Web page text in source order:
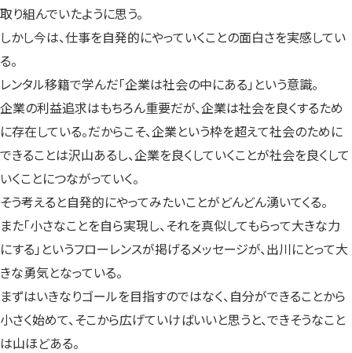
取り組んでいたように思う。
しかし今は、仕事を自発的にやっていくことの面白さを実感してい
る。
レンタル移籍で学んだ「企業は社会の中にある」という意識。
企業の利益追求はもちろん重要だが、企業は社会を良くするため
に存在している。だからこそ、企業という枠を超えて社会のために
できることは沢山あるし、企業を良くしていくことが社会を良くして
いくことにつながっていく。
そう考えると自発的にやってみたいことがどんどん湧いてくる。
また「小さなことを自ら実現し、それを真似してもらって大きな力
にする」というフローレンスが掲げるメッセージが、出川にとって大
きな勇気となっている。
まずはいきなりゴールを目指すのではなく、自分ができることから
小さく始めて、そこから広げていけばいいと思うと、できそうなこと
は山ほどある。